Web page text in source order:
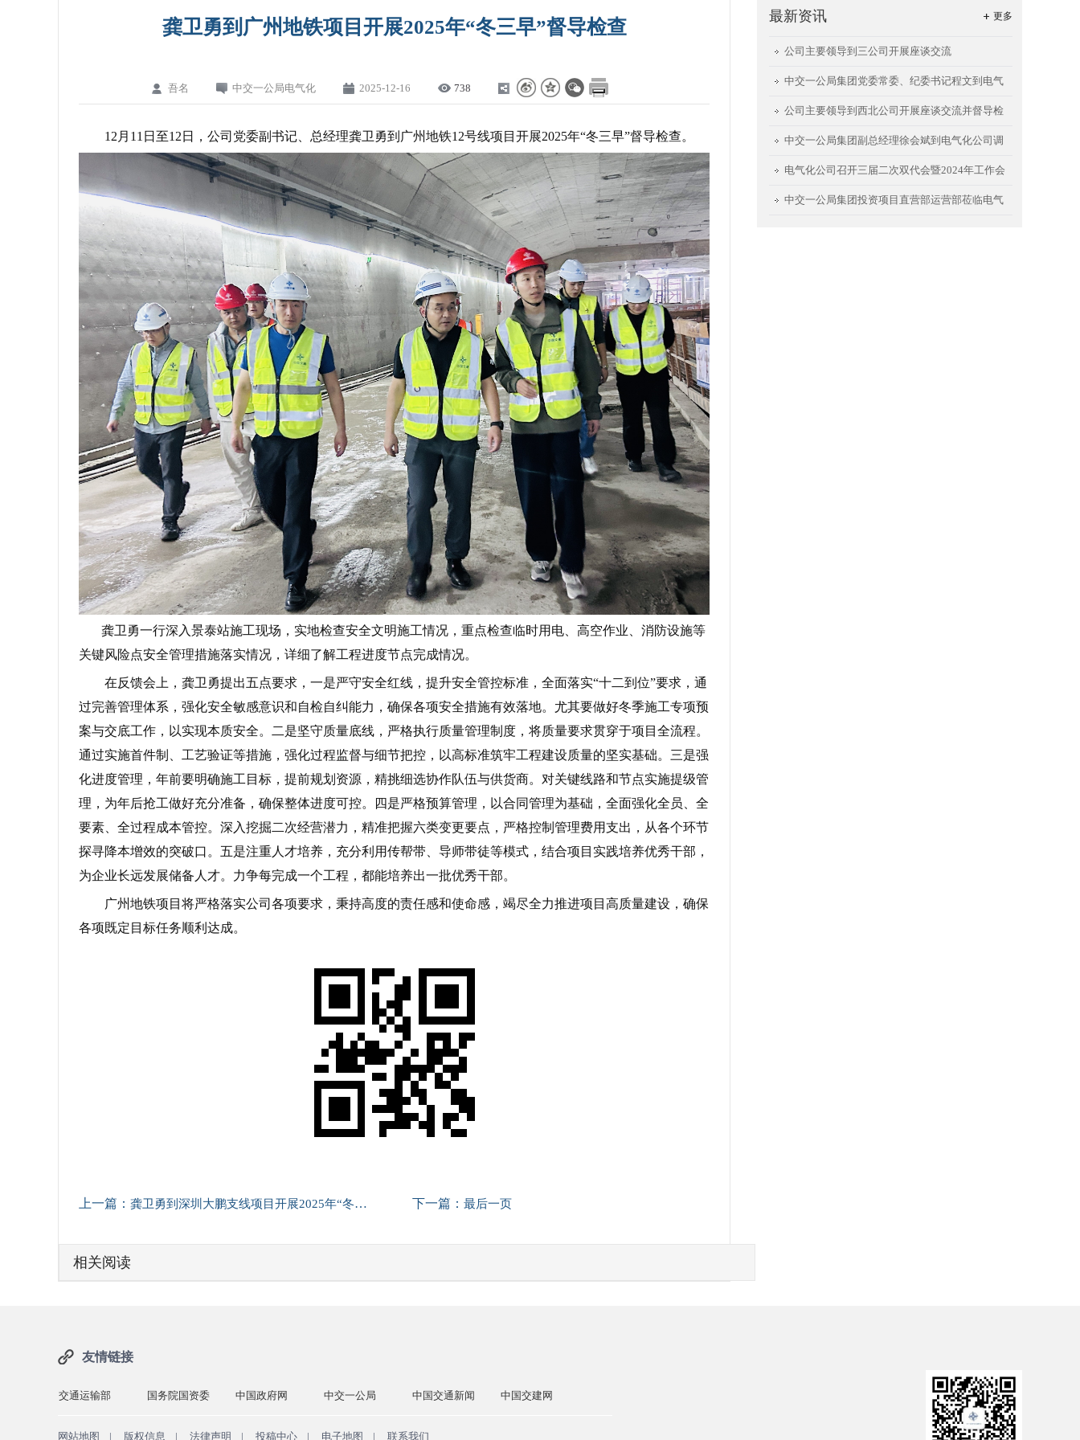
龚卫勇到广州地铁项目开展2025年“冬三早”督导检查
吾名 中交一公局电气化 2025-12-16 738
12月11日至12日，公司党委副书记、总经理龚卫勇到广州地铁12号线项目开展2025年“冬三早”督导检查。
龚卫勇一行深入景泰站施工现场，实地检查安全文明施工情况，重点检查临时用电、高空作业、消防设施等
关键风险点安全管理措施落实情况，详细了解工程进度节点完成情况。
在反馈会上，龚卫勇提出五点要求，一是严守安全红线，提升安全管控标准，全面落实“十二到位”要求，通
过完善管理体系，强化安全敏感意识和自检自纠能力，确保各项安全措施有效落地。尤其要做好冬季施工专项预
案与交底工作，以实现本质安全。二是坚守质量底线，严格执行质量管理制度，将质量要求贯穿于项目全流程。
通过实施首件制、工艺验证等措施，强化过程监督与细节把控，以高标准筑牢工程建设质量的坚实基础。三是强
化进度管理，年前要明确施工目标，提前规划资源，精挑细选协作队伍与供货商。对关键线路和节点实施提级管
理，为年后抢工做好充分准备，确保整体进度可控。四是严格预算管理，以合同管理为基础，全面强化全员、全
要素、全过程成本管控。深入挖掘二次经营潜力，精准把握六类变更要点，严格控制管理费用支出，从各个环节
探寻降本增效的突破口。五是注重人才培养，充分利用传帮带、导师带徒等模式，结合项目实践培养优秀干部，
为企业长远发展储备人才。力争每完成一个工程，都能培养出一批优秀干部。
广州地铁项目将严格落实公司各项要求，秉持高度的责任感和使命感，竭尽全力推进项目高质量建设，确保
各项既定目标任务顺利达成。
上一篇： 龚卫勇到深圳大鹏支线项目开展2025年“冬三早”督导检查 下一篇： 最后一页
相关阅读
更多
最新资讯
公司主要领导到三公司开展座谈交流
中交一公局集团党委常委、纪委书记程文到电气
化公司调研指导
公司主要领导到西北公司开展座谈交流并督导检
查西安航天城项目
中交一公局集团副总经理徐会斌到电气化公司调
研指导工作
电气化公司召开三届二次双代会暨2024年工作会
中交一公局集团投资项目直营部运营部莅临电气
友情链接
国务院国资委 中国政府网 中交一公局 中国交通新闻 中国交建网 交通运输部
网站地图 | 版权信息 | 法律声明 | 投稿中心 | 电子地图 | 联系我们